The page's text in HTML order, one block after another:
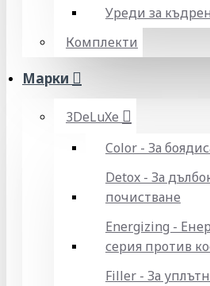
Уреди за
Комплекти
Марки
3DeLuXe
Color - За
Detox - За
почистване
Energizing -
серия против
Filler - За